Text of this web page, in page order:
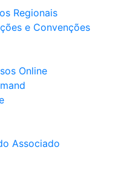
Regionais
e Convenções
Online
Associado